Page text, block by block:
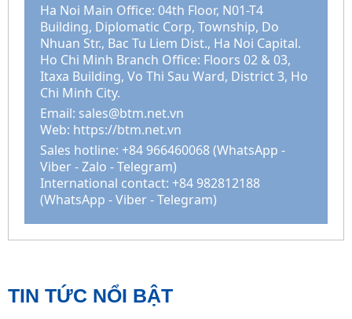
Ha Noi Main Office: 04th Floor, N01-T4
Building, Diplomatic Corp, Township, Do
Nhuan Str., Bac Tu Liem Dist., Ha Noi Capital.
Ho Chi Minh Branch Office: Floors 02 & 03,
Itaxa Building, Vo Thi Sau Ward, District 3, Ho
Chi Minh City.
Email: sales@btm.net.vn
Web: https://btm.net.vn
Sales hotline: +84 966460068 (WhatsApp -
Viber - Zalo - Telegram)
International contact: +84 982812188
(WhatsApp - Viber - Telegram)
TIN TỨC NỔI BẬT